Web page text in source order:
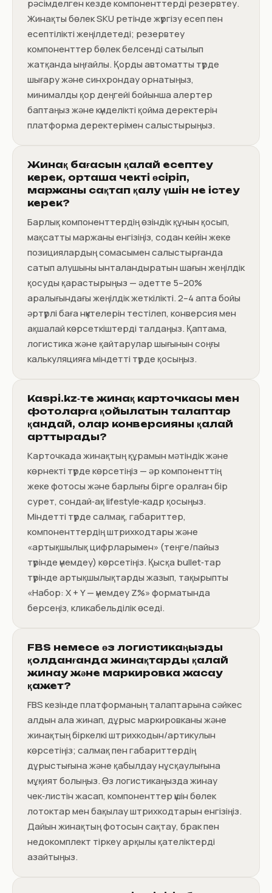
рәсімделген кезде компоненттерді резервтеу.
Жинақты бөлек SKU ретінде жүргізу есеп пен
есептілікті жеңілдетеді; резервтеу
компоненттер бөлек белсенді сатылып
жатқанда ыңғайлы. Қорды автоматты түрде
шығару және синхрондау орнатыңыз,
минималды қор деңгейі бойынша алертер
баптаңыз және күнделікті қойма деректерін
платформа деректерімен салыстырыңыз.
Жинақ бағасын қалай есептеу
керек, орташа чекті өсіріп,
маржаны сақтап қалу үшін не істеу
керек?
Барлық компоненттердің өзіндік құнын қосып,
мақсатты маржаны енгізіңіз, содан кейін жеке
позициялардың сомасымен салыстырғанда
сатып алушыны ынталандыратын шағын жеңілдік
қосуды қарастырыңыз — әдетте 5–20%
аралығындағы жеңілдік жеткілікті. 2–4 апта бойы
әртүрлі баға нүктелерін тестілеп, конверсия мен
ақшалай көрсеткіштерді талдаңыз. Қаптама,
логистика және қайтарулар шығынын соңғы
калькуляцияға міндетті түрде қосыңыз.
Kaspi.kz‑те жинақ карточкасы мен
фотоларға қойылатын талаптар
қандай, олар конверсияны қалай
арттырады?
Карточкада жинақтың құрамын мәтіндік және
көрнекті түрде көрсетіңіз — әр компоненттің
жеке фотосы және барлығы бірге оралған бір
сурет, сондай‑ақ lifestyle‑кадр қосыңыз.
Міндетті түрде салмақ, габариттер,
компоненттердің штрихкодтары және
«артықшылық цифрларымен» (теңге/пайыз
түрінде үнемдеу) көрсетіңіз. Қысқа bullet‑тар
түрінде артықшылықтарды жазып, тақырыпты
«Набор: X + Y — үнемдеу Z%» форматында
берсеңіз, кликабельділік өседі.
FBS немесе өз логистикаңызды
қолданғанда жинақтарды қалай
жинау және маркировка жасау
қажет?
FBS кезінде платформаның талаптарына сәйкес
алдын ала жинап, дұрыс маркировканы және
жинақтың біркелкі штрихкодын/артикулын
көрсетіңіз; салмақ пен габариттердің
дұрыстығына және қабылдау нұсқаулығына
мұқият болыңыз. Өз логистикаңызда жинау
чек‑листін жасап, компоненттер үшін бөлек
лотоктар мен бақылау штрихкодтарын енгізіңіз.
Дайын жинақтың фотосын сақтау, брак пен
недокомплект тіркеу арқылы қателіктерді
азайтыңыз.